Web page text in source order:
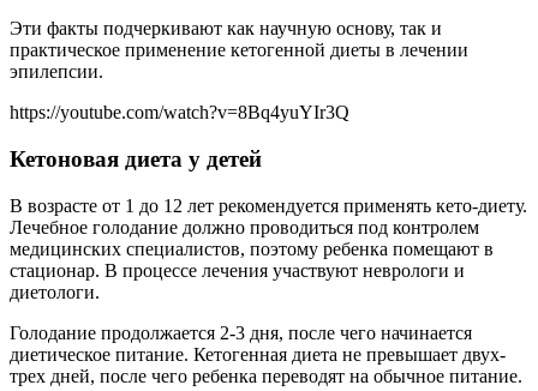
Эти факты подчеркивают как научную основу, так и
практическое применение кетогенной диеты в лечении
эпилепсии.
https://youtube.com/watch?v=8Bq4yuYIr3Q
Кетоновая диета у детей
В возрасте от 1 до 12 лет рекомендуется применять кето-диету.
Лечебное голодание должно проводиться под контролем
медицинских специалистов, поэтому ребенка помещают в
стационар. В процессе лечения участвуют неврологи и
диетологи.
Голодание продолжается 2-3 дня, после чего начинается
диетическое питание. Кетогенная диета не превышает двух-
трех дней, после чего ребенка переводят на обычное питание.